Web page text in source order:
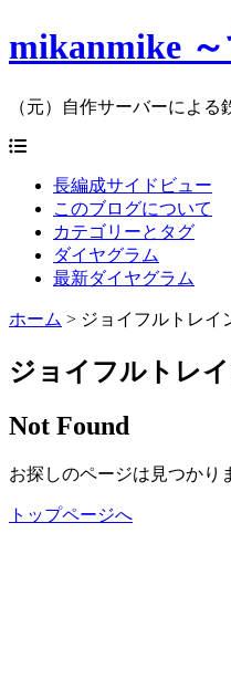
mikanmike
（元）自作サーバーによる
長編成サイドビュー
このブログについて
カテゴリーとタグ
ダイヤグラム
最新ダイヤグラム
ホーム > ジョイフルトレイ
ジョイフルトレ
Not Found
お探しのページは見つかり
トップページへ